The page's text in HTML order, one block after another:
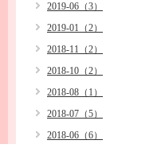
2019-06（3）
2019-01（2）
2018-11（2）
2018-10（2）
2018-08（1）
2018-07（5）
2018-06（6）